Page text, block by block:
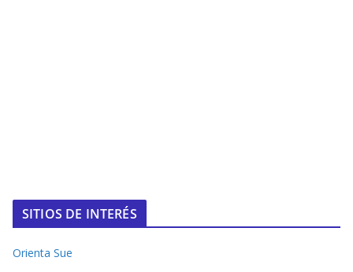
SITIOS DE INTERÉS
Orienta Sue